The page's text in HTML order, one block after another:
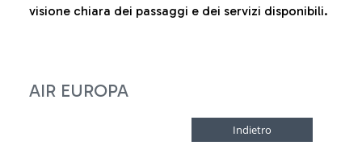
visione chiara dei passaggi e dei servizi disponibili.
AIR EUROPA